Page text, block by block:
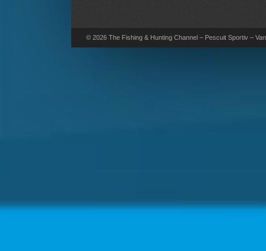
© 2026 The Fishing & Hunting Channel – Pescuit Sportiv –